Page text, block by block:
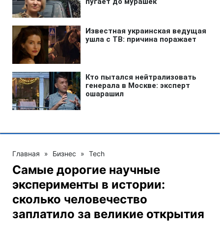
Главная » Бизнес » Tech
Самые дорогие научные
эксперименты в истории:
сколько человечество
заплатило за великие открытия